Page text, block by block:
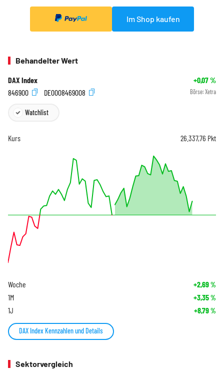
Im Shop kaufen
Behandelter Wert
DAX Index +0,07%
846900
DE0008469008 Börse: Xetra
Watchlist
Kurs 26.337,76 Pkt
Woche +2,69%
1M +3,35%
1J +8,79%
DAX Index Kennzahlen und Details
Sektorvergleich